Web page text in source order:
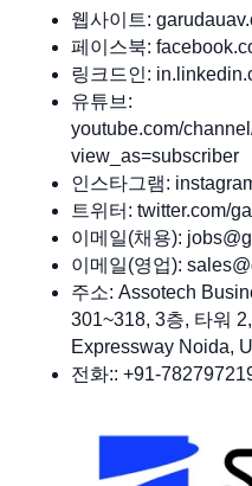
웹사이트:
페이스북:
링크드인:
유튜브:
youtube.com/
view_as=subscriber
인스타그램:
트위터: twitter.com/
이메일(채용):
이메일(영업):
주소: Assotech
301~318, 3층, 타워
Expressway Noida,
전화:: +91-